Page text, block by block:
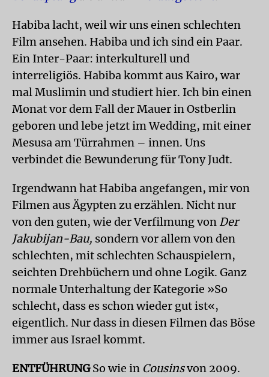
Habiba lacht, weil wir uns einen schlechten
Film ansehen. Habiba und ich sind ein Paar.
Ein Inter-Paar: interkulturell und
interreligiös. Habiba kommt aus Kairo, war
mal Muslimin und studiert hier. Ich bin einen
Monat vor dem Fall der Mauer in Ostberlin
geboren und lebe jetzt im Wedding, mit einer
Mesusa am Türrahmen – innen. Uns
verbindet die Bewunderung für Tony Judt.
Irgendwann hat Habiba angefangen, mir von
Filmen aus Ägypten zu erzählen. Nicht nur
von den guten, wie der Verfilmung von Der
Jakubijan-Bau, sondern vor allem von den
schlechten, mit schlechten Schauspielern,
seichten Drehbüchern und ohne Logik. Ganz
normale Unterhaltung der Kategorie »So
schlecht, dass es schon wieder gut ist«,
eigentlich. Nur dass in diesen Filmen das Böse
immer aus Israel kommt.
ENTFÜHRUNGSo wie in Cousinsvon 2009.